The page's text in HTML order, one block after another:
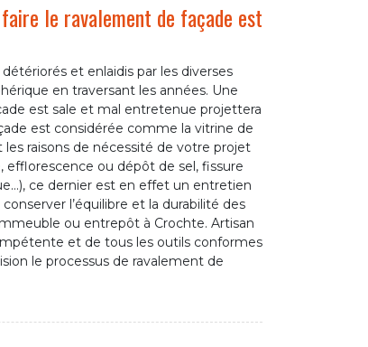
le ravalement de façade est
et enlaidis par les diverses
en traversant les années. Une
est sale et mal entretenue projettera
est considérée comme la vitrine de
raisons de nécessité de votre projet
efflorescence ou dépôt de sel, fissure
ce dernier est en effet un entretien
l’équilibre et la durabilité des
ou entrepôt à Crochte. Artisan
et de tous les outils conformes
le processus de ravalement de